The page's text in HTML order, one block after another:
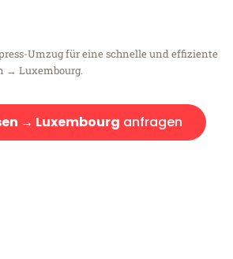
Umzug für eine schnelle und effiziente
→ Luxembourg.
→ Luxembourg anfragen